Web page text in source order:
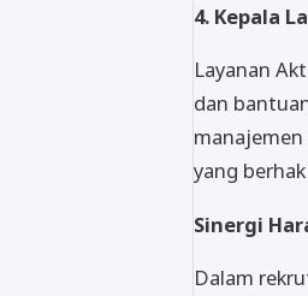
4. Kepala
Layanan
dan
yang
Sinergi
Dalam